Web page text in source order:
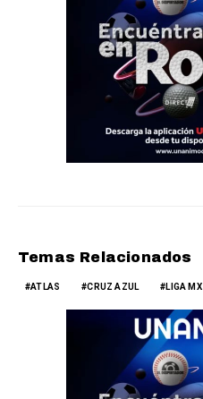
Temas Relacionados
ATLAS CRUZ AZUL LIGA MX